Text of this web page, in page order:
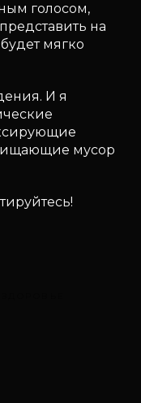
голосом,
на
мягко
И я
мусор